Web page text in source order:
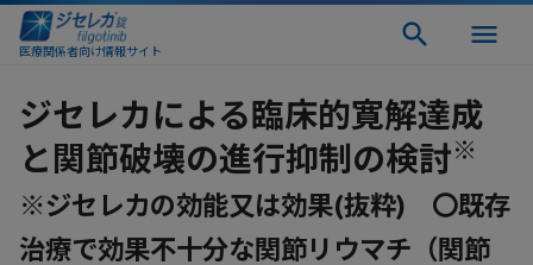
医療関係者向け情報サイト
ジセレカによる臨床的寛解達成
と関節破壊の進行抑制の検討※
※ジセレカの効能又は効果(抜粋) 〇既存
治療で効果不十分な関節リウマチ（関節